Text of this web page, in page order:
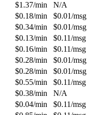
$1.37/min
N/A
$0.18/min $0.01/msg
$0.34/min $0.01/msg
$0.13/min $0.11/msg
$0.16/min $0.11/msg
$0.28/min $0.01/msg
$0.28/min $0.01/msg
$0.55/min $0.11/msg
$0.38/min
N/A
$0.04/min $0.11/msg